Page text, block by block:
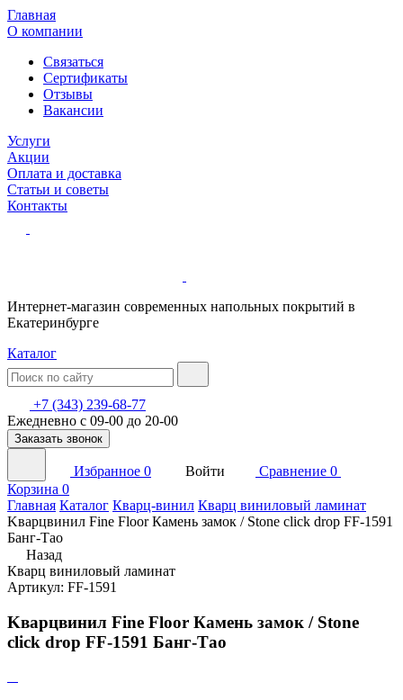
Главная
О компании
Связаться
Сертификаты
Отзывы
Вакансии
Услуги
Акции
Оплата и доставка
Статьи и советы
Контакты
Интернет-магазин современных напольных покрытий в
Екатеринбурге
Каталог
+7 (343) 239-68-77
Ежедневно с 09-00 до 20-00
Заказать звонок
Избранное 0 Войти Сравнение 0
Корзина 0
Главная Каталог Кварц-винил Кварц виниловый ламинат
Kварцвинил Fine Floor Камень замок / Stone click drop FF-1591
Банг-Тао
Назад
Кварц виниловый ламинат
Артикул: FF-1591
Kварцвинил Fine Floor Камень замок / Stone
click drop FF-1591 Банг-Тао